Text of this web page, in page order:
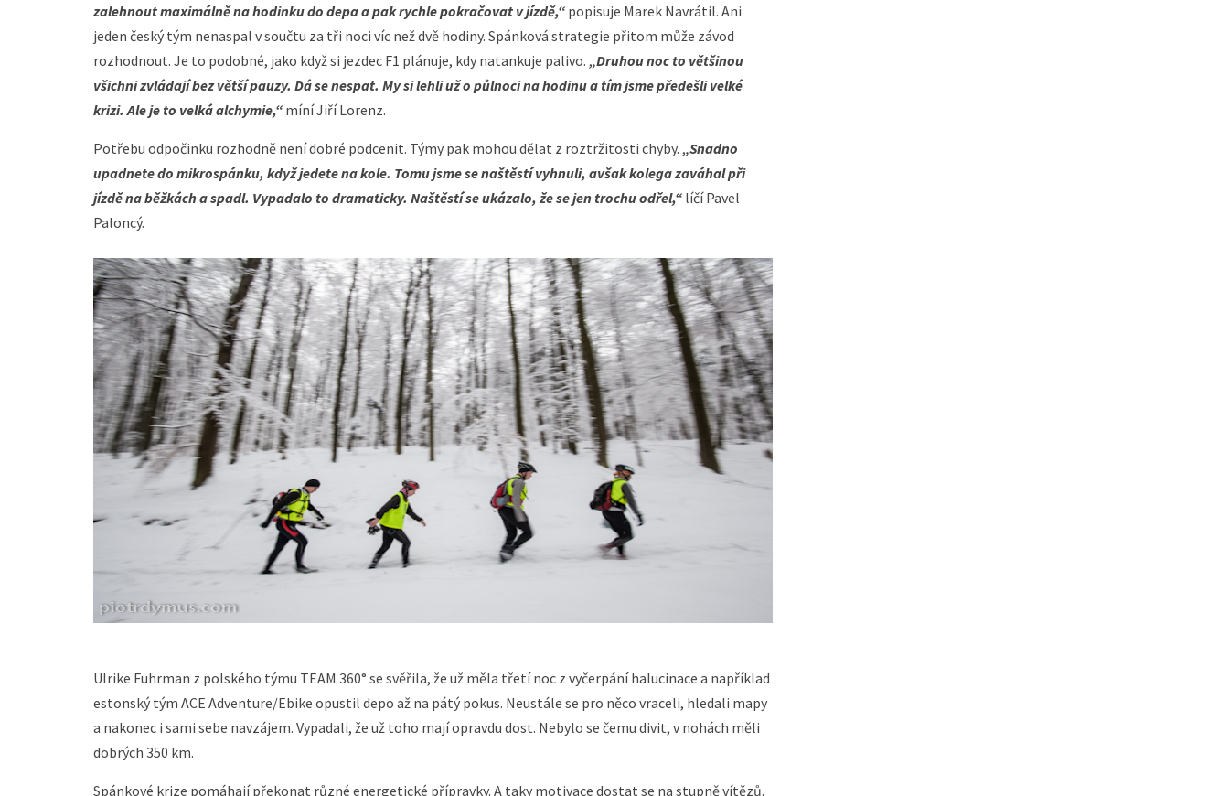
zalehnout maximálně na hodinku do depa a pak rychle pokračovat v jízdě,“ popisuje Marek Navrátil. Ani
jeden český tým nenaspal v součtu za tři noci víc než dvě hodiny. Spánková strategie přitom může závod
rozhodnout. Je to podobné, jako když si jezdec F1 plánuje, kdy natankuje palivo. „Druhou noc to většinou
všichni zvládají bez větší pauzy. Dá se nespat. My si lehli už o půlnoci na hodinu a tím jsme předešli velké
krizi. Ale je to velká alchymie,“ míní Jiří Lorenz.
Potřebu odpočinku rozhodně není dobré podcenit. Týmy pak mohou dělat z roztržitosti chyby. „Snadno
upadnete do mikrospánku, když jedete na kole. Tomu jsme se naštěstí vyhnuli, avšak kolega zaváhal při
jízdě na běžkách a spadl. Vypadalo to dramaticky. Naštěstí se ukázalo, že se jen trochu odřel,“ líčí Pavel
Paloncý.
Ulrike Fuhrman z polského týmu TEAM 360° se svěřila, že už měla třetí noc z vyčerpání halucinace a například
estonský tým ACE Adventure/Ebike opustil depo až na pátý pokus. Neustále se pro něco vraceli, hledali mapy
a nakonec i sami sebe navzájem. Vypadali, že už toho mají opravdu dost. Nebylo se čemu divit, v nohách měli
dobrých 350 km.
Spánkové krize pomáhají překonat různé energetické přípravky. A taky motivace dostat se na stupně vítězů.